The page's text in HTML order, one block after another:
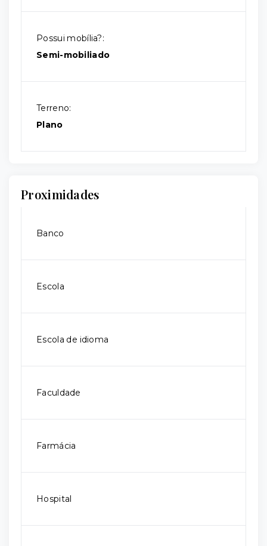
Possui mobília?:
Semi-mobiliado
Terreno:
Plano
Proximidades
Banco
Escola
Escola de idioma
Faculdade
Farmácia
Hospital